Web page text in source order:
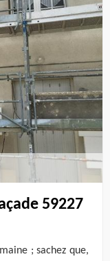
59227
; sachez que,